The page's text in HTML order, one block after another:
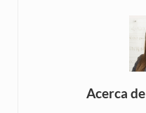
Acerca de